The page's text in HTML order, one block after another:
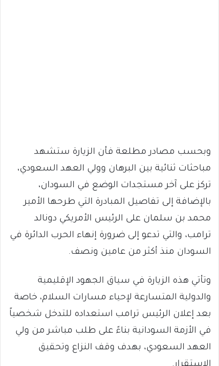
وبحسب مصادر مطلعة فأن الزيارة ستشهد
مباحثات ثنائية بين البرهان وولي العهد السعودي،
تركز على آخر مستجدات الوضع في السودان،
بالإضافة إلى تفاصيل المبادرة التي طرحها الأمير
محمد بن سلمان على الرئيس الأمريكي دونالد
ترامب، والتي تدعو إلى ضرورة إنهاء الحرب الدائرة في
السودان منذ أكثر من عامين ونصف.
وتأتي هذه الزيارة في سياق الجهود الإقليمية
والدولية المتسارعة لإحياء مسارات السلام، خاصة
بعد إعلان الرئيس ترامب استعداده للتدخل شخصياً
في الأزمة السودانية بناءً على طلب مباشر من ولي
العهد السعودي، بهدف وقف النزاع وتحقيق